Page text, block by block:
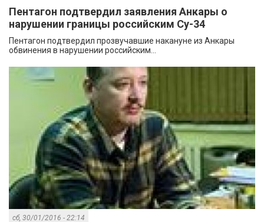
Пентагон подтвердил заявления Анкары о
нарушении границы российским Су-34
Пентагон подтвердил прозвучавшие накануне из Анкары
обвинения в нарушении российским...
сб, 30/01/2016 - 22:14